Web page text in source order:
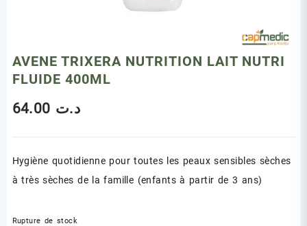
AVENE TRIXERA NUTRITION LAIT NUTRI
FLUIDE 400ML
د.ت
Hygiène quotidienne pour toutes les peaux sensibles sèches
à très sèches de la famille (enfants à partir de 3 ans)
Rupture de stock